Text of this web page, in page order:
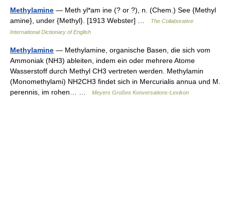
Methylamine — Meth yl*am ine (? or ?), n. (Chem.) See {Methyl
amine}, under {Methyl}. [1913 Webster] …
The Collaborative
International Dictionary of English
Methylamine — Methylamine, organische Basen, die sich vom
Ammoniak (NH3) ableiten, indem ein oder mehrere Atome
Wasserstoff durch Methyl CH3 vertreten werden. Methylamin
(Monomethylami) NH2CH3 findet sich in Mercurialis annua und M.
perennis, im rohen… …
Meyers Großes Konversations-Lexikon